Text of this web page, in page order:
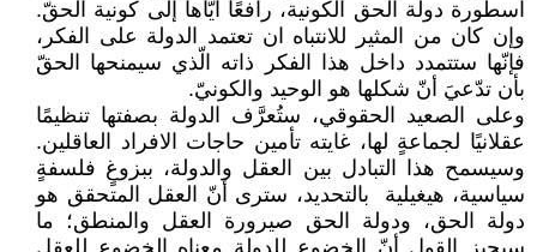
اسطورة دولة الحق الكونية، رافعًا ايّاها إلى ‏كونية الحقّ.
وإن كان من المثير للانتباه ان تعتمد ‏الدولة على الفكر،
فإنّها ستتمدد داخل هذا الفكر ‏ذاته الّذي سيمنحها الحقّ
بأن تدّعيَ أنّ شكلها ‏هو الوحيد والكونيّ. ‏
وعلى الصعيد الحقوقي، ستُعرَّف الدولة بصفتها ‏تنظيمًا
عقلانيًا لجماعةٍ لها، غايته تأمين حاجات ‏الافراد العاقلين.
وسيسمح هذا التبادل بين العقل ‏والدولة، ببزوغٍ فلسفةٍ
سياسية، هيغيلية ‏ ‏بالتحديد، سترى أنّ العقل المتحقق هو
دولة الحق، ‏ودولة الحق صيرورة العقل والمنطق؛ ما